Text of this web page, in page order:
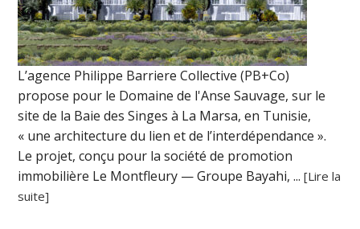
L’agence Philippe Barriere Collective (PB+Co)
propose pour le Domaine de l'Anse Sauvage, sur le
site de la Baie des Singes à La Marsa, en Tunisie,
« une architecture du lien et de l’interdépendance ».
Le projet, conçu pour la société de promotion
immobilière Le Montfleury — Groupe Bayahi, ...[Lire la
suite]